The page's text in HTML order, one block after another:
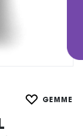
GEMME